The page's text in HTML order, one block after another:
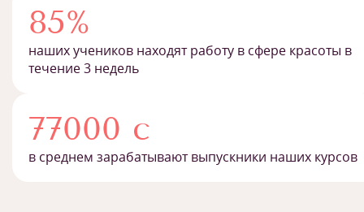
85%
наших учеников находят работу в сфере красоты в
течение 3 недель
77000 с
в среднем зарабатывают выпускники наших курсов